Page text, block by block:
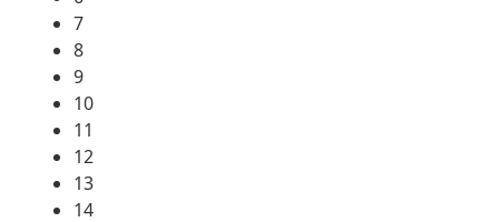
7
8
9
10
11
12
13
14